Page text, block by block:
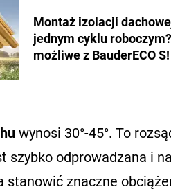
Montaż izolacji
jednym cyklu
możliwe z BauderECO S!
wynosi 30°-45°. To
szybko odprowadzana i
stanowić znaczne